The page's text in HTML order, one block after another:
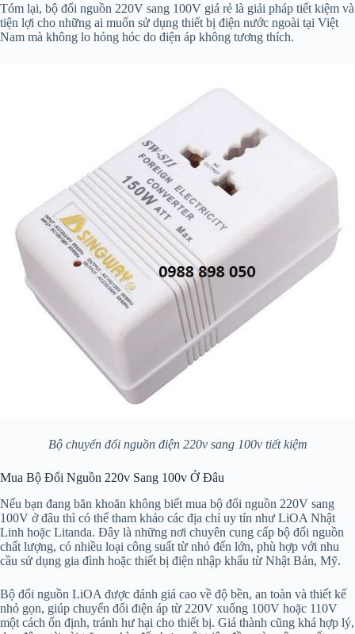
Tóm lại, bộ đổi nguồn 220V sang 100V giá rẻ là giải pháp tiết kiệm và
tiện lợi cho những ai muốn sử dụng thiết bị điện nước ngoài tại Việt
Nam mà không lo hỏng hóc do điện áp không tương thích.
Bộ chuyển đổi nguồn điện 220v sang 100v tiết kiệm
Mua Bộ Đổi Nguồn 220v Sang 100v Ở Đâu
Nếu bạn đang băn khoăn không biết mua bộ đổi nguồn 220V sang
100V ở đâu thì có thể tham khảo các địa chỉ uy tín như LiOA Nhật
Linh hoặc Litanda. Đây là những nơi chuyên cung cấp bộ đổi nguồn
chất lượng, có nhiều loại công suất từ nhỏ đến lớn, phù hợp với nhu
cầu sử dụng gia đình hoặc thiết bị điện nhập khẩu từ Nhật Bản, Mỹ.
Bộ đổi nguồn LiOA được đánh giá cao về độ bền, an toàn và thiết kế
nhỏ gọn, giúp chuyển đổi điện áp từ 220V xuống 100V hoặc 110V
một cách ổn định, tránh hư hại cho thiết bị. Giá thành cũng khá hợp lý,